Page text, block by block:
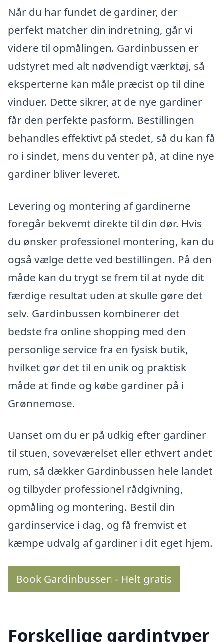
Når du har fundet de gardiner, der
perfekt matcher din indretning, går vi
videre til opmålingen. Gardinbussen er
udstyret med alt nødvendigt værktøj, så
eksperterne kan måle præcist op til dine
vinduer. Dette sikrer, at de nye gardiner
får den perfekte pasform. Bestillingen
behandles effektivt på stedet, så du kan få
ro i sindet, mens du venter på, at dine nye
gardiner bliver leveret.
Levering og montering af gardinerne
foregår bekvemt direkte til din dør. Hvis
du ønsker professionel montering, kan du
også vælge dette ved bestillingen. På den
måde kan du trygt se frem til at nyde dit
færdige resultat uden at skulle gøre det
selv. Gardinbussen kombinerer det
bedste fra online shopping med den
personlige service fra en fysisk butik,
hvilket gør det til en unik og praktisk
måde at finde og købe gardiner på i
Grønnemose.
Uanset om du er på udkig efter gardiner
til stuen, soveværelset eller ethvert andet
rum, så dækker Gardinbussen hele landet
og tilbyder professionel rådgivning,
opmåling og montering. Bestil din
gardinservice i dag, og få fremvist et
kæmpe udvalg af gardiner i dit eget hjem.
Book Gardinbussen - Helt gratis
Forskellige gardintyper